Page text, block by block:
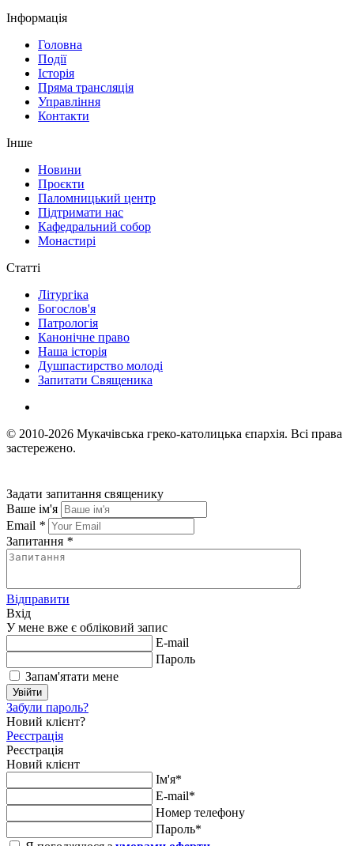
Інформація
Головна
Події
Історія
Пряма трансляція
Управління
Контакти
Інше
Новини
Проєкти
Паломницький центр
Підтримати нас
Кафедральний собор
Монастирі
Статті
Літургіка
Богослов'я
Патрологія
Канонічне право
Наша історія
Душпастирство молоді
Запитати Священика
© 2010-2026 Мукачівська греко-католицька єпархія. Всі права
застережено.
Задати запитання священику
Ваше ім'я
Email *
Запитання *
Відправити
Вхід
У мене вже є обліковий запис
E-mail
Пароль
Запам'ятати мене
Увійти
Забули пароль?
Новий клієнт?
Реєстрація
Реєстрація
Новий клієнт
Ім'я*
E-mail*
Номер телефону
Пароль*